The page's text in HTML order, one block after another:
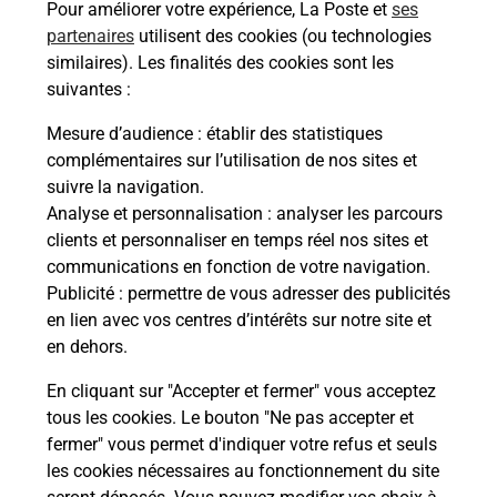
Pour améliorer votre expérience, La Poste et ses
partenaires utilisent des cookies (ou technologies
similaires). Les finalités des cookies sont les
suivantes :
Mesure d’audience : établir des statistiques
complémentaires sur l’utilisation de nos sites et
suivre la navigation.
Analyse et personnalisation : analyser les parcours
clients et personnaliser en temps réel nos sites et
communications en fonction de votre navigation.
Publicité : permettre de vous adresser des publicités
en lien avec vos centres d’intérêts sur notre site et
en dehors.
En cliquant sur "Accepter et fermer" vous acceptez
tous les cookies. Le bouton "Ne pas accepter et
fermer" vous permet d'indiquer votre refus et seuls
les cookies nécessaires au fonctionnement du site
13880 Velaux
Boîte aux lettres La Poste
Prochaine collecte du courriervendredià
09h00
9 Avenue Claude Debussy
13880 Velaux
Le lien s'ouvre dans un nouvel onglet
Localiser Liste Boîtes aux lettres Bouches-du-Rhône Velaux